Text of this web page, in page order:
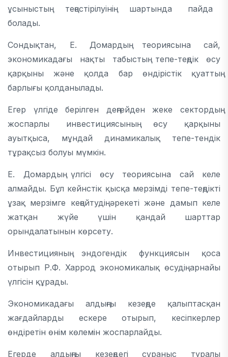
ұсыныстың теңестірілуінің шартында пайда
болады.
Сондықтан, Е. Домардың теориясына сай,
экономикадағы нақты табыстың тепе-теңдік өсу
қарқыны және қолда бар өндірістік қуаттың
барлығы қолданылады.
Егер үлгіде берілген деңгейден жеке сектордың
жоспарлы инвестициясының өсу қарқыны
ауытқыса, мұндай динамикалық тепе-тендік
тұрақсыз болуы мүмкін.
Е. Домардың үлгісі өсу теориясына сай келе
алмайды. Бұл кейнстік қысқа мерзімді тепе-теңдікті
ұзақ мерзімге кеңейтудің әрекеті және дамып келе
жатқан жүйе үшін қандай шарттар
орындалатынын көрсету.
Инвестицияның эндогендік функциясын қоса
отырып Р.Ф. Харрод экономикалық өсудің арнайы
үлгісін құрады.
Экономикадағы алдыңғы кезеңде қалыптасқан
жағдайларды ескере отырып, кесіпкерлер
өндіретін өнім көлемін жоспарлайды.
Егерде алдыңғы кезеңдегі сұраныс туралы